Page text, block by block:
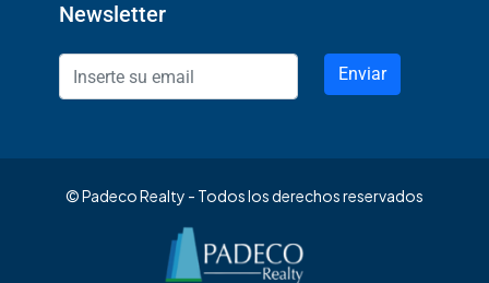
Newsletter
Enviar
© Padeco Realty - Todos los derechos reservados